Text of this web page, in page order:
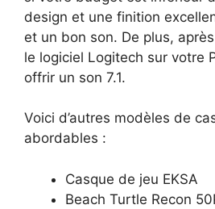
design et une finition
et un bon son. De plus,
le logiciel Logitech sur votre
offrir un son 7.1.
Voici d’autres modèles de
abordables :
Casque de jeu EKSA
Beach Turtle Recon